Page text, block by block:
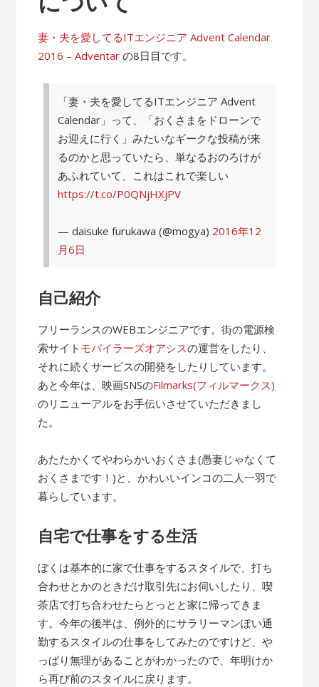
妻・夫を愛してるITエンジニア Advent Calendar
2016 – Adventar の8日目です。
「妻・夫を愛してるITエンジニア Advent
Calendar」って、「おくさまをドローンで
お迎えに行く」みたいなギークな投稿が来
るのかと思っていたら、単なるおのろけが
あふれていて、これはこれで楽しい
https://t.co/P0QNjHXjPV
— daisuke furukawa (@mogya) 2016年12
月6日
自己紹介
フリーランスのWEBエンジニアです。街の電源検
索サイト モバイラーズオアシスの運営をしたり、
それに続くサービスの開発をしたりしています。
あと今年は、映画SNSのFilmarks(フィルマークス)
のリニューアルをお手伝いさせていただきまし
た。
あたたかくてやわらかいおくさま(愚妻じゃなくて
おくさまです！)と、かわいいインコの二人一羽で
暮らしています。
自宅で仕事をする生活
ぼくは基本的に家で仕事をするスタイルで、打ち
合わせとかのときだけ取引先にお伺いしたり、喫
茶店で打ち合わせたらとっとと家に帰ってきま
す。今年の後半は、例外的にサラリーマンぽい通
勤するスタイルの仕事をしてみたのですけど、や
っぱり無理があることがわかったので、年明けか
ら再び前のスタイルに戻ります。